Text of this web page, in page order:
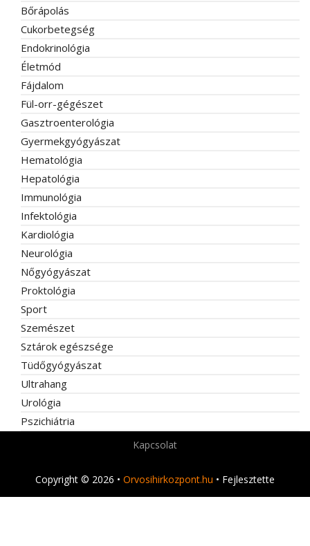
Bőrápolás
Cukorbetegség
Endokrinológia
Életmód
Fájdalom
Fül-orr-gégészet
Gasztroenterológia
Gyermekgyógyászat
Hematológia
Hepatológia
Immunológia
Infektológia
Kardiológia
Neurológia
Nőgyógyászat
Proktológia
Sport
Szemészet
Sztárok egészsége
Tüdőgyógyászat
Ultrahang
Urológia
Pszichiátria
Kapcsolat
Copyright © 2026 • Orvosihirkozpont.hu • Fejlesztette